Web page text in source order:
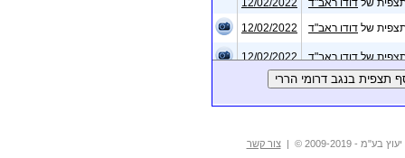
מינים
לדף מקומות
12/02/2022
שלדודו ראב"ד
12/02/2022
שלדודו ראב"ד
12/02/2022 שלדודו ראב"ד
12/02/2022 שלדודו ראב"ד
- 2009-2019 © | צור קשר